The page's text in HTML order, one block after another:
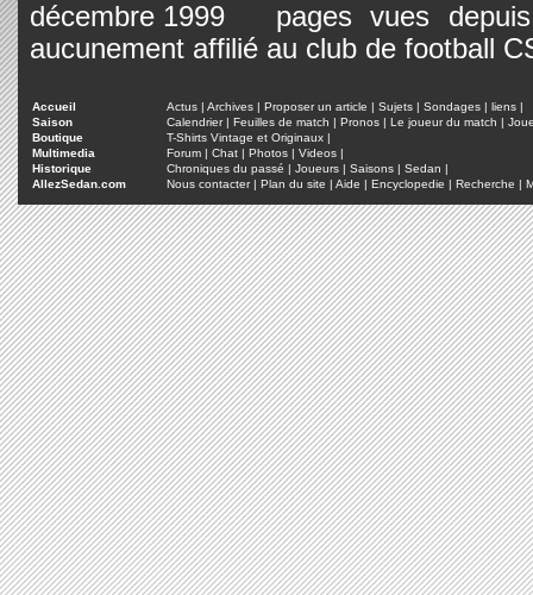
pages vues
aucunement affilié au club de football
Accueil Actus | Archives | Proposer un article | Sujets | Sondages | liens |
Saison
Calendrier| Feuilles de match | Pronos | Le joueur du match |
Boutique
T-Shirts Vintage et Originaux |
Multimedia
Forum | Chat | Photos | Videos |
Historique
Chroniques du passé | Joueurs | Saisons | Sedan |
AllezSedan.com
Nous contacter| Plan du site | Aide | Encyclopedie | Recherche |